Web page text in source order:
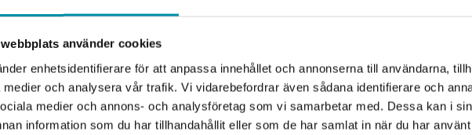
webbplats använder cookies
enhetsidentifierare för att anpassa innehållet och annonserna till användarna,
medier och analysera vår trafik. Vi vidarebefordrar även sådana identifierare och
medier och annons- och analysföretag som vi samarbetar med. Dessa kan i
information som du har tillhandahållit eller som de har samlat in när du har
Välkommen till Proffsbutiken
Företag
Exkl. moms
Privat
Inkl. moms